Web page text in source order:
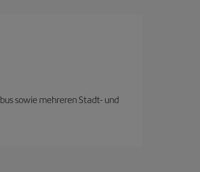
sowie mehreren Stadt- und